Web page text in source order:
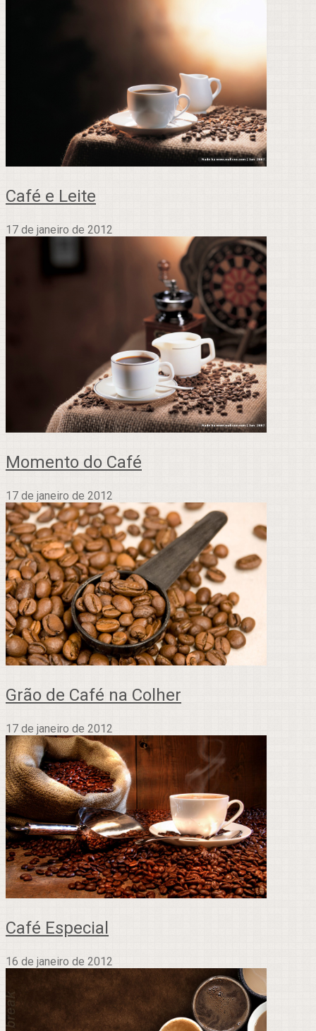
Café e Leite
17 de janeiro de 2012
Momento do Café
17 de janeiro de 2012
Grão de Café na Colher
17 de janeiro de 2012
Café Especial
16 de janeiro de 2012